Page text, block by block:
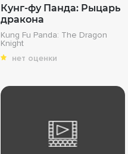
Кунг-фу Панда: Рыцарь
дракона
Kung Fu Panda: The Dragon
Knight
нет оценки